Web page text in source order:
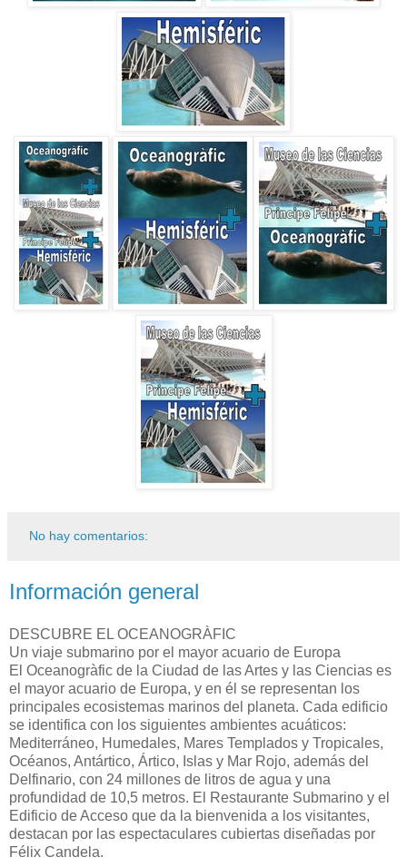
No hay comentarios:
Información general
DESCUBRE EL OCEANOGRÀFIC
Un viaje submarino por el mayor acuario de Europa
El Oceanogràfic de la Ciudad de las Artes y las Ciencias es
el mayor acuario de Europa, y en él se representan los
principales ecosistemas marinos del planeta. Cada edificio
se identifica con los siguientes ambientes acuáticos:
Mediterráneo, Humedales, Mares Templados y Tropicales,
Océanos, Antártico, Ártico, Islas y Mar Rojo, además del
Delfinario, con 24 millones de litros de agua y una
profundidad de 10,5 metros. El Restaurante Submarino y el
Edificio de Acceso que da la bienvenida a los visitantes,
destacan por las espectaculares cubiertas diseñadas por
Félix Candela.